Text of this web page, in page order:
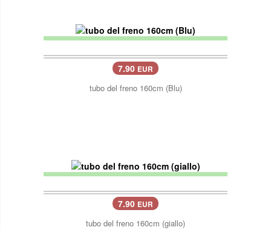
7.90 EUR
tubo del freno 160cm (Blu)
7.90 EUR
tubo del freno 160cm (giallo)